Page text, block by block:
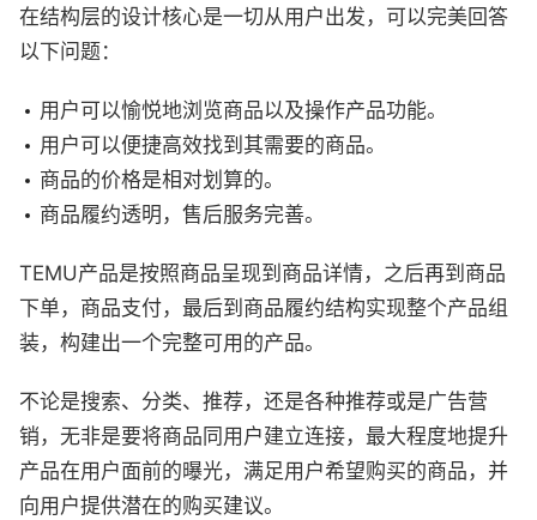
在结构层的设计核心是一切从用户出发，可以完美回答
以下问题：
用户可以愉悦地浏览商品以及操作产品功能。
用户可以便捷高效找到其需要的商品。
商品的价格是相对划算的。
商品履约透明，售后服务完善。
TEMU产品是按照商品呈现到商品详情，之后再到商品
下单，商品支付，最后到商品履约结构实现整个产品组
装，构建出一个完整可用的产品。
不论是搜索、分类、推荐，还是各种推荐或是广告营
销，无非是要将商品同用户建立连接，最大程度地提升
产品在用户面前的曝光，满足用户希望购买的商品，并
向用户提供潜在的购买建议。